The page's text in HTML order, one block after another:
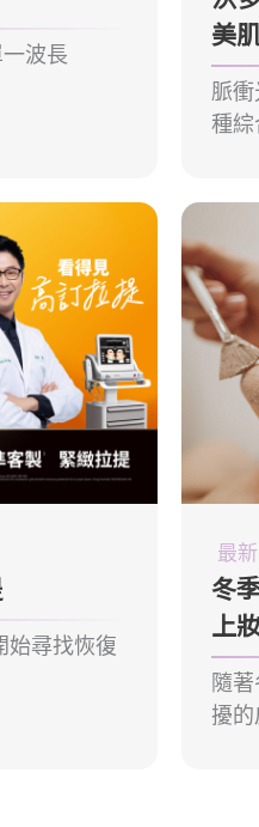
波長
美
脈
種綜
始尋找恢復
最
冬
上
隨
擾的